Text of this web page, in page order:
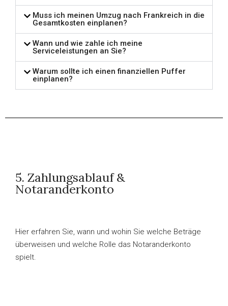
Muss ich meinen Umzug nach Frankreich in die
Gesamtkosten einplanen?
Wann und wie zahle ich meine
Serviceleistungen an Sie?
Warum sollte ich einen finanziellen Puffer
einplanen?
5. Zahlungsablauf &
Notaranderkonto
Hier erfahren Sie, wann und wohin Sie welche Beträge
überweisen und welche Rolle das Notaranderkonto
spielt.